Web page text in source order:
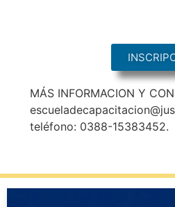
MÁS INFORMACION Y
teléfono: 0388-15383452.